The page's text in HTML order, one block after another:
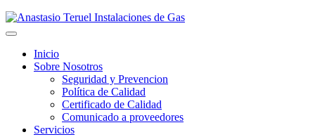
Inicio
Sobre Nosotros
Seguridad y Prevencion
Política de Calidad
Certificado de Calidad
Comunicado a proveedores
Servicios